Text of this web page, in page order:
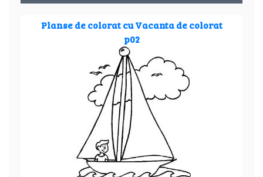
Planse de colorat cu Vacanta de colorat
p02